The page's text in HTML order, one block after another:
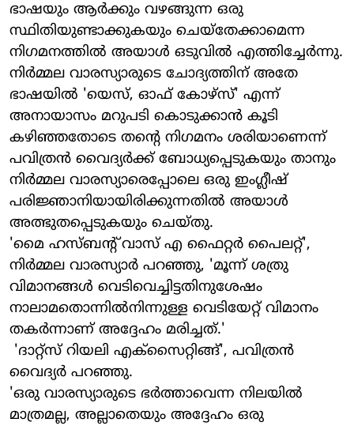
ഭാഷയും ആര്‍ക്കും വഴങ്ങുന്ന ഒരു
സ്ഥിതിയുണ്ടാക്കുകയും ചെയ്‌തേക്കാമെന്ന
നിഗമനത്തില്‍ അയാള്‍ ഒടുവില്‍ എത്തിച്ചേര്‍ന്നു.
നിര്‍മ്മല വാരസ്യാരുടെ ചോദ്യത്തിന് അതേ
ഭാഷയില്‍ 'യെസ്, ഓഫ് കോഴ്‌സ്' എന്ന്
അനായാസം മറുപടി കൊടുക്കാന്‍ കൂടി
കഴിഞ്ഞതോടെ തന്റെ നിഗമനം ശരിയാണെന്ന്
പവിത്രന്‍ വൈദ്യര്‍ക്ക് ബോധ്യപ്പെടുകയും താനും
നിര്‍മ്മല വാരസ്യാരെപ്പോലെ ഒരു ഇംഗ്ലീഷ്
പരിജ്ഞാനിയായിരിക്കുന്നതില്‍ അയാള്‍
അത്ഭുതപ്പെടുകയും ചെയ്തു.
'മൈ ഹസ്ബന്റ് വാസ് എ ഫൈറ്റര്‍ പൈലറ്റ്',
നിര്‍മ്മല വാരസ്യാര്‍ പറഞ്ഞു, 'മൂന്ന് ശത്രു
വിമാനങ്ങള്‍ വെടിവെച്ചിട്ടതിനുശേഷം
നാലാമതൊന്നില്‍നിന്നുള്ള വെടിയേറ്റ് വിമാനം
തകര്‍ന്നാണ് അദ്ദേഹം മരിച്ചത്.'
'ദാറ്റ്‌സ് റിയലി എക്‌സൈറ്റിങ്ങ്', പവിത്രന്‍
വൈദ്യര്‍ പറഞ്ഞു.
'ഒരു വാരസ്യാരുടെ ഭര്‍ത്താവെന്ന നിലയില്‍
മാത്രമല്ല, അല്ലാതെയും അദ്ദേഹം ഒരു